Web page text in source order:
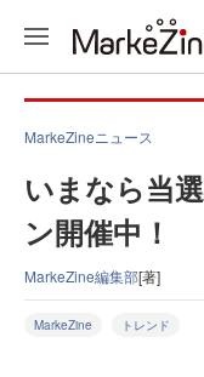
MarkeZineニュース
いまなら当
ン開催中！
MarkeZine編集部[著]
MarkeZine トレンド